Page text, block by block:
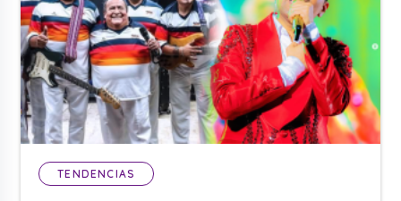
TENDENCIAS